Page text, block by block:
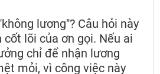
lương"? Câu hỏi này
cốt lõi của ơn gọi. Nếu ai
chỉ để nhận lương
mỏi, vì công việc này